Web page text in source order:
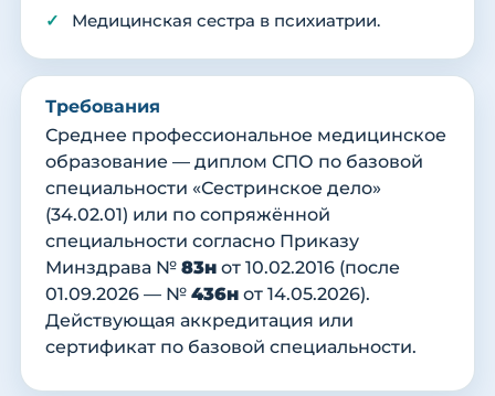
Медицинская сестра в психиатрии.
Требования
Среднее профессиональное медицинское
образование — диплом СПО по базовой
специальности «Сестринское дело»
(34.02.01) или по сопряжённой
специальности согласно Приказу
Минздрава № 83н от 10.02.2016 (после
01.09.2026 — № 436н от 14.05.2026).
Действующая аккредитация или
сертификат по базовой специальности.